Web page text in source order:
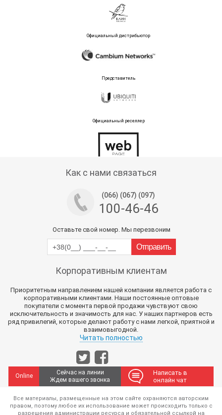
Официальный дистрибьютор
Представитель
Официальный реселлер
Как с нами связаться
(066) (067) (097)
100-46-46
Оставьте свой номер. Мы перезвоним
Корпоративным клиентам
Приоритетным направлением нашей компании является работа с
корпоративными клиентами. Наши постоянные оптовые
покупатели с момента первой продажи чувствуют свою
исключительность и значимость для нас. У наших партнеров есть
ряд привилегий, которые делают работу с нами легкой, приятной и
взаимовыгодной.
Читать полностью
Online
Сейчас на линии
Ждем вашего звонка
Написать в
онлайн чат
Все материалы, размещенные на этом сайте охраняются авторским
правом, поэтому любое их использование может происходить только с
разрешения администрации ресурса и обязательной ссылкой на